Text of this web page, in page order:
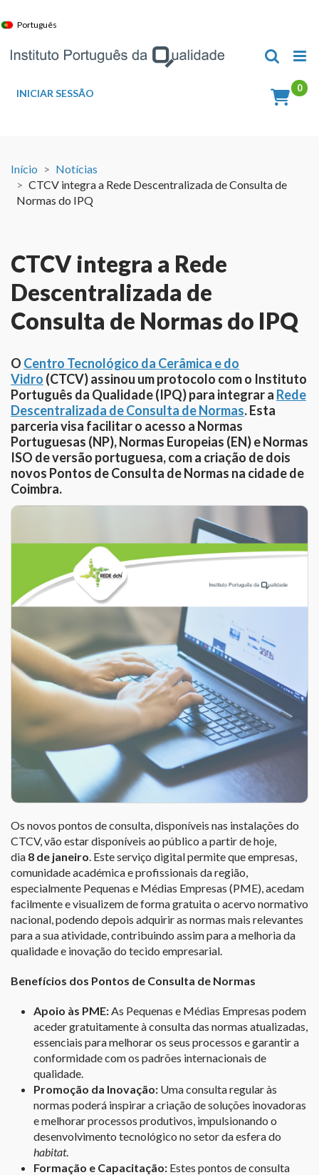
to
Português
INICIAR SESSÃO
Início
Notícias
CTCV integra a Rede Descentralizada de Consulta de
Normas do IPQ
CTCV integra a Rede
Descentralizada de
Consulta de Normas do IPQ
O Centro Tecnológico da Cerâmica e do
Vidro (CTCV) assinou um protocolo com o Instituto
Português da Qualidade (IPQ) para integrar a Rede
Descentralizada de Consulta de Normas. Esta
parceria visa facilitar o acesso a Normas
Portuguesas (NP), Normas Europeias (EN) e Normas
ISO de versão portuguesa, com a criação de dois
novos Pontos de Consulta de Normas na cidade de
Coimbra.
Os novos pontos de consulta, disponíveis nas instalações do
CTCV, vão estar disponíveis ao público a partir de hoje,
dia 8 de janeiro. Este serviço digital permite que empresas,
comunidade académica e profissionais da região,
especialmente Pequenas e Médias Empresas (PME), acedam
facilmente e visualizem de forma gratuita o acervo normativo
nacional, podendo depois adquirir as normas mais relevantes
para a sua atividade, contribuindo assim para a melhoria da
qualidade e inovação do tecido empresarial.
Benefícios dos Pontos de Consulta de Normas
Apoio às PME:As Pequenas e Médias Empresas podem
aceder gratuitamente à consulta das normas atualizadas,
essenciais para melhorar os seus processos e garantir a
conformidade com os padrões internacionais de
qualidade.
Promoção da Inovação:Uma consulta regular às
normas poderá inspirar a criação de soluções inovadoras
e melhorar processos produtivos, impulsionando o
desenvolvimento tecnológico no setor da esfera do
habitat.
Formação e Capacitação:Estes pontos de consulta